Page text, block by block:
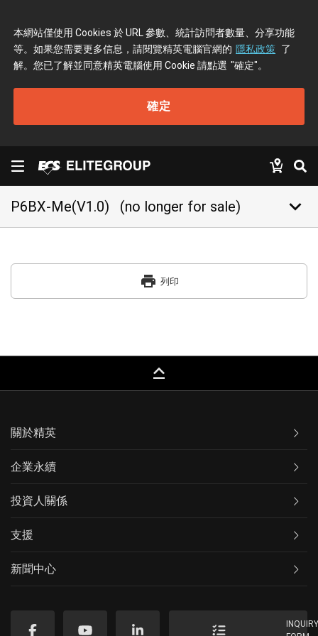
本網站僅使用 Cookies 於 URL 參數、統計訪問者數量、分享功能
等。如果您需要更多信息，請閱覽精英電腦官網的 隱私政策 了
解。您已了解並同意精英電腦使用 Cookie 請點選 "確定"。
確定
P6BX-Me(V1.0) (no longer for sale) keyboard_arrow_down
print 列印
keyboard_capslock
關於精英
企業永續
投資人關係
支援
新聞中心